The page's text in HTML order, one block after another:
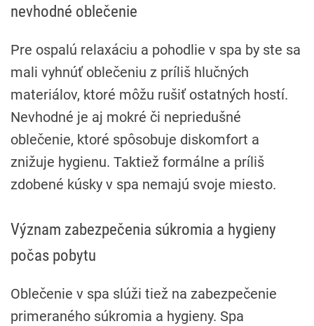
nevhodné oblečenie
Pre ospalú relaxáciu a pohodlie v spa by ste sa
mali vyhnúť oblečeniu z príliš hlučných
materiálov, ktoré môžu rušiť ostatných hostí.
Nevhodné je aj mokré či nepriedušné
oblečenie, ktoré spôsobuje diskomfort a
znižuje hygienu. Taktiež formálne a príliš
zdobené kúsky v spa nemajú svoje miesto.
Význam zabezpečenia súkromia a hygieny
počas pobytu
Oblečenie v spa slúži tiež na zabezpečenie
primeraného súkromia a hygieny. Spa